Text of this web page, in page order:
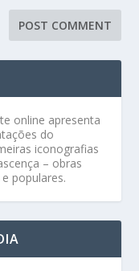
online apresenta
do
iconografias
– obras
populares.